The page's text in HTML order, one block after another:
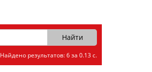
Найдено результатов: 6 за 0.13 с.